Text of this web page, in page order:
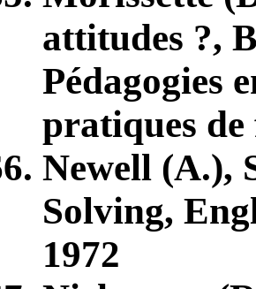
attitudes ?,
Pédagogies
pratiques
Newell (A.),
Solving,
1972